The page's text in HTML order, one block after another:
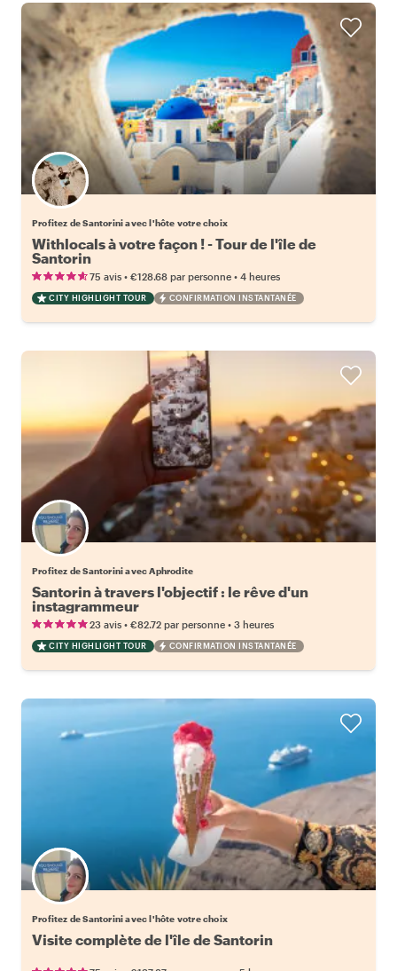
Choisissez votre local favori
Profitez de Santorini avec l'hôte votre choix
Withlocals à votre façon ! - Tour de l'île de
Santorin
75 avis • €128.68 par personne • 4 heures
CITY HIGHLIGHT TOUR CONFIRMATION INSTANTANÉE
Profitez de Santorini avec Aphrodite
Santorin à travers l'objectif : le rêve d'un
instagrammeur
23 avis • €82.72 par personne • 3 heures
CITY HIGHLIGHT TOUR CONFIRMATION INSTANTANÉE
Choisissez votre local favori
Profitez de Santorini avec l'hôte votre choix
Visite complète de l'île de Santorin